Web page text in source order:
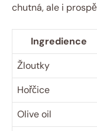
chutná, ale i
Ingredience
Žloutky
Hořčice
Olive oil